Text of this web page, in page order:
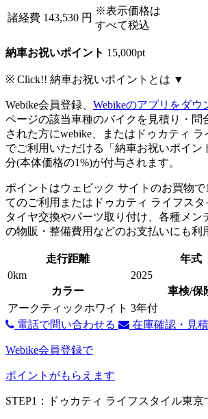
諸経費 143,530 円
※表示価格は
すべて税込
納車お祝いポイント 15,000pt
※ Click!! 納車お祝いポイントとは ▼
Webike会員登録、 Webikeのアプリをダウ
ページの該当車種のバイクを見積り・問
された方にwebike、またはドゥカティ
でご利用いただける「納車お祝いポイン
分(本体価格の1%)が付与されます。
ポイントはウェビック サイトのお買物で
てのご利用またはドゥカティ ライフス
タイヤ交換やパーツ取り付け、各種メン
の物販・整備費用などのお支払いにも利
走行距離
年式
0km
2025
カラー
車検/保
アークティックホワイト 3年付
電話で問い合わせる
在庫確認・見
Webike会員登録で
ポイントがもらえます
STEP1：ドゥカティ ライフスタイル東京